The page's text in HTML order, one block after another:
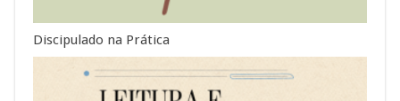
Discipulado na Prática